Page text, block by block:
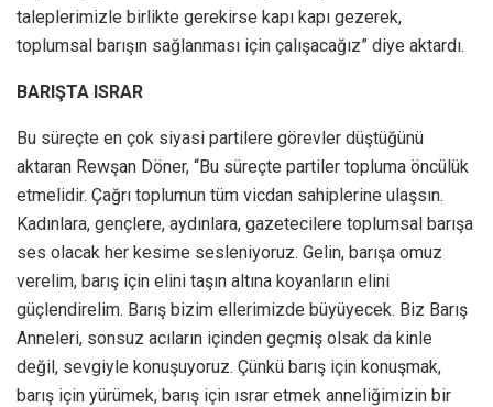
taleplerimizle birlikte gerekirse kapı kapı gezerek,
toplumsal barışın sağlanması için çalışacağız” diye aktardı.
BARIŞTA ISRAR
Bu süreçte en çok siyasi partilere görevler düştüğünü
aktaran Rewşan Döner, “Bu süreçte partiler topluma öncülük
etmelidir. Çağrı toplumun tüm vicdan sahiplerine ulaşsın.
Kadınlara, gençlere, aydınlara, gazetecilere toplumsal barışa
ses olacak her kesime sesleniyoruz. Gelin, barışa omuz
verelim, barış için elini taşın altına koyanların elini
güçlendirelim. Barış bizim ellerimizde büyüyecek. Biz Barış
Anneleri, sonsuz acıların içinden geçmiş olsak da kinle
değil, sevgiyle konuşuyoruz. Çünkü barış için konuşmak,
barış için yürümek, barış için ısrar etmek anneliğimizin bir